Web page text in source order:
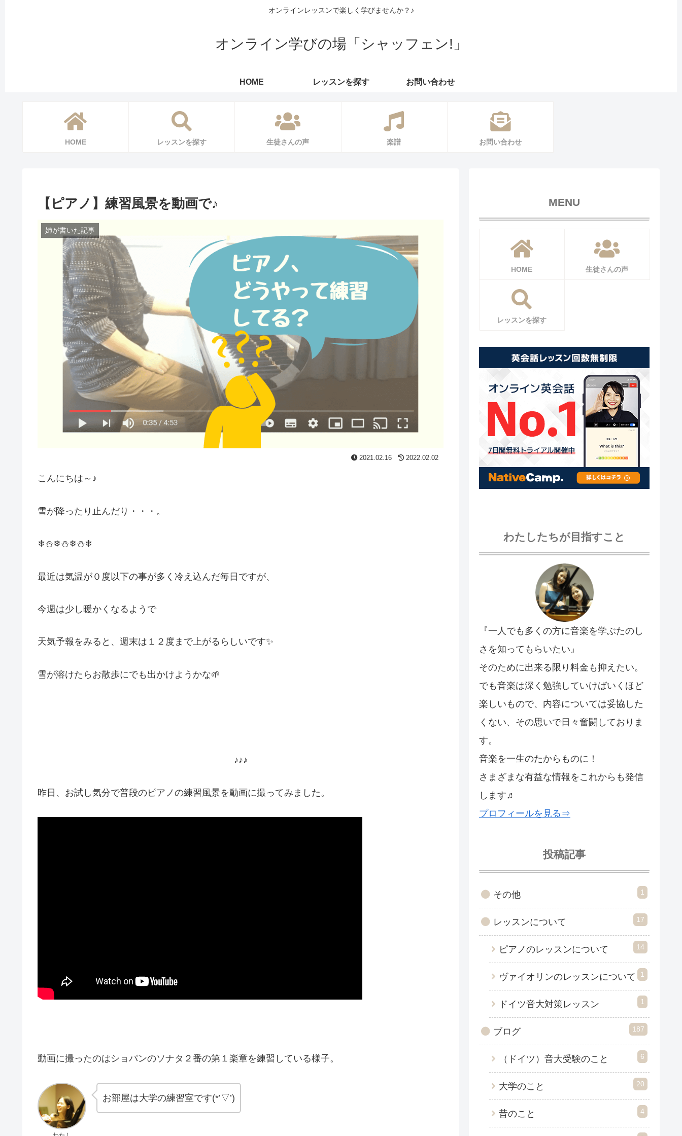
オンラインレッスンで楽しく学びませんか？♪
オンライン学びの場「シャッフェン!」
HOME レッスンを探す お問い合わせ
HOME レッスンを探す 生徒さんの声 楽譜 お問い合わせ
【ピアノ】練習風景を動画で♪
姉が書いた記事
2021.02.16 2022.02.02
こんにちは～♪
雪が降ったり止んだり・・・。
❄⛄❄⛄❄⛄❄
最近は気温が０度以下の事が多く冷え込んだ毎日ですが、
今週は少し暖かくなるようで
天気予報をみると、週末は１２度まで上がるらしいです✨
雪が溶けたらお散歩にでも出かけようかな🌱
♪♪♪
昨日、お試し気分で普段のピアノの練習風景を動画に撮ってみました。
動画に撮ったのはショパンのソナタ２番の第１楽章を練習している様子。
お部屋は大学の練習室です(*’▽’)
MENU
HOME 生徒さんの声
レッスンを探す
わたしたちが目指すこと
『一人でも多くの方に音楽を学ぶたのし
さを知ってもらいたい』
そのために出来る限り料金も抑えたい。
でも音楽は深く勉強していけばいくほど
楽しいもので、内容については妥協した
くない、その思いで日々奮闘しておりま
す。
音楽を一生のたからものに！
さまざまな有益な情報をこれからも発信
します♬
プロフィールを見る⇒
投稿記事
その他 1
レッスンについて 17
ピアノのレッスンについて 14
ヴァイオリンのレッスンについて 1
ドイツ音大対策レッスン 1
ブログ 187
（ドイツ）音大受験のこと 6
大学のこと 20
昔のこと 4